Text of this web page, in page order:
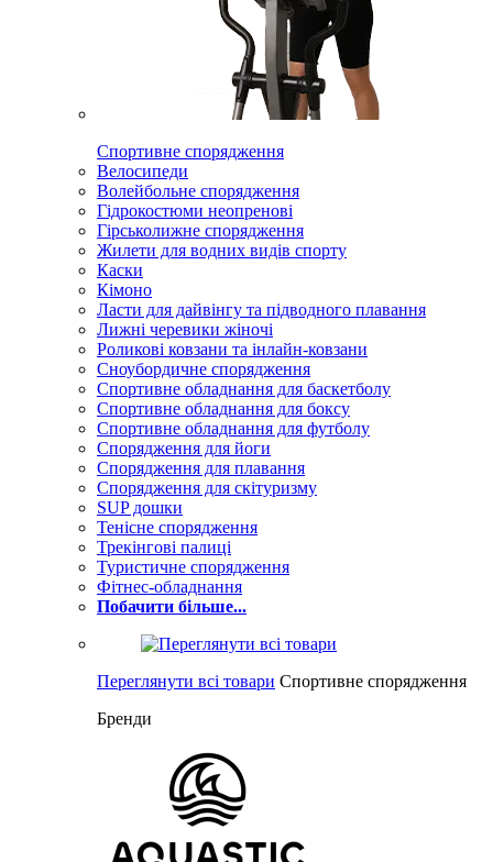
Спортивне спорядження
Велосипеди
Волейбольне спорядження
Гідрокостюми неопренові
Гірськолижне спорядження
Жилети для водних видів спорту
Каски
Кімоно
Ласти для дайвінгу та підводного плавання
Лижні черевики жіночі
Роликові ковзани та інлайн-ковзани
Сноубордичне спорядження
Спортивне обладнання для баскетболу
Спортивне обладнання для боксу
Спортивне обладнання для футболу
Спорядження для йоги
Спорядження для плавання
Спорядження для скітуризму
SUP дошки
Тенісне спорядження
Трекінгові палиці
Туристичне спорядження
Фітнес-обладнання
Побачити більше...
Переглянути всі товари Спортивне спорядження
Бренди